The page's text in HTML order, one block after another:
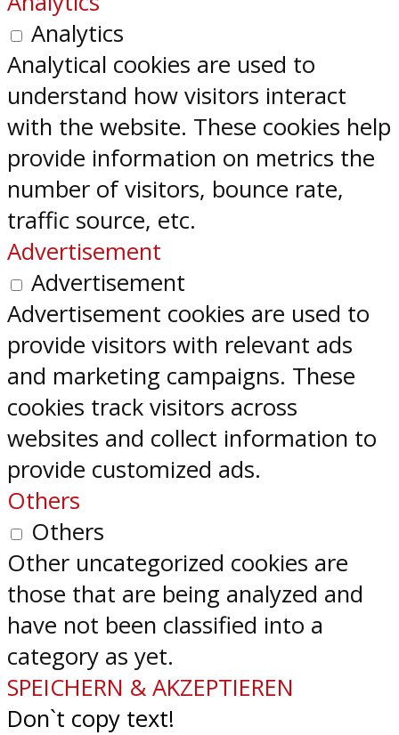
Analytics
Analytical cookies are used to
understand how visitors interact
with the website. These cookies help
provide information on metrics the
number of visitors, bounce rate,
traffic source, etc.
Advertisement
Advertisement
Advertisement cookies are used to
provide visitors with relevant ads
and marketing campaigns. These
cookies track visitors across
websites and collect information to
provide customized ads.
Others
Others
Other uncategorized cookies are
those that are being analyzed and
have not been classified into a
category as yet.
SPEICHERN & AKZEPTIEREN
Don`t copy text!